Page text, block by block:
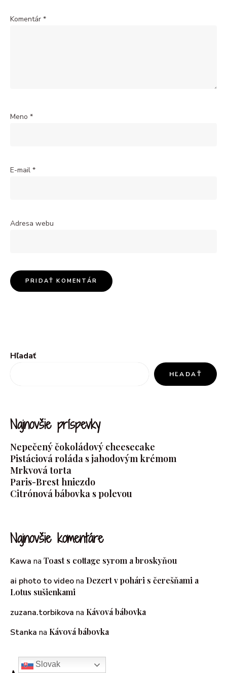
Komentár *
Meno *
E-mail *
Adresa webu
Hľadať
HĽADAŤ
Najnovšie príspevky
Nepečený čokoládový cheesecake
Pistáciová roláda s jahodovým krémom
Mrkvová torta
Paris-Brest hniezdo
Citrónová bábovka s polevou
Najnovšie komentáre
Kawa na Toast s cottage syrom a broskyňou
ai photo to videona Dezert v pohári s čerešňami a
Lotus sušienkami
zuzana.torbikova na Kávová bábovka
Stanka na Kávová bábovka
Slovak